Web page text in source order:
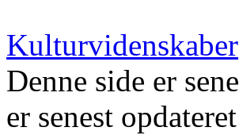
Kulturvidenskaber
Denne side er
er senest